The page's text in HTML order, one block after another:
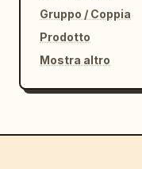
Gruppo / Coppia
Prodotto
Mostra altro